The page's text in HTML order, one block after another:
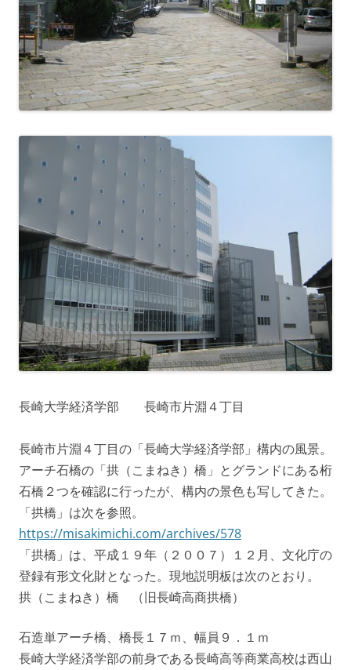
長崎大学経済学部 長崎市片淵４丁目
長崎市片淵４丁目の「長崎大学経済学部」構内の風景。
アーチ石橋の「拱（こまねき）橋」とグランドにある桁
石橋２つを確認に行ったが、構内の景色も写してきた。
「拱橋」は次を参照。
https://misakimichi.com/archives/578
「拱橋」は、平成１９年（２００７）１２月、文化庁の
登録有形文化財となった。現地説明板は次のとおり。
拱（こまねき）橋 （旧長崎高商拱橋）
石造単アーチ橋、橋長１７ｍ、幅員９．１ｍ
長崎大学経済学部の前身である長崎高等商業高校は西山